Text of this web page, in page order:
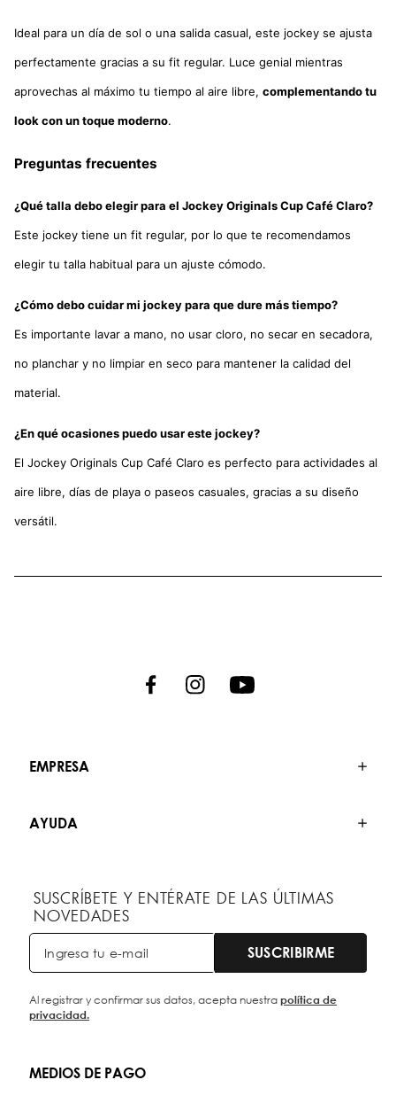
Ideal para un día de sol o una salida casual, este jockey se ajusta
perfectamente gracias a su fit regular. Luce genial mientras
aprovechas al máximo tu tiempo al aire libre, complementando tu
look con un toque moderno.
Preguntas frecuentes
¿Qué talla debo elegir para el Jockey Originals Cup Café Claro?
Este jockey tiene un fit regular, por lo que te recomendamos
elegir tu talla habitual para un ajuste cómodo.
¿Cómo debo cuidar mi jockey para que dure más tiempo?
Es importante lavar a mano, no usar cloro, no secar en secadora,
no planchar y no limpiar en seco para mantener la calidad del
material.
¿En qué ocasiones puedo usar este jockey?
El Jockey Originals Cup Café Claro es perfecto para actividades al
aire libre, días de playa o paseos casuales, gracias a su diseño
versátil.
EMPRESA
AYUDA
SUSCRÍBETE Y ENTÉRATE DE LAS ÚLTIMAS
NOVEDADES
SUSCRIBIRME
Al registrar y confirmar sus datos, acepta nuestrapolítica de
privacidad.
MEDIOS DE PAGO